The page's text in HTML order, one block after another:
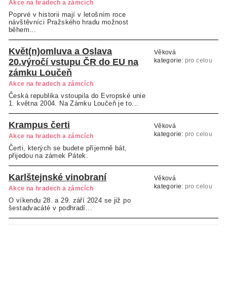
Akce na hradech a zámcích
Poprvé v historii mají v letošním roce
návštěvníci Pražského hradu možnost
během...
Květ(n)omluva a Oslava
20.výročí vstupu ČR do EU na
zámku Loučeň
Akce na hradech a zámcích
Česká republika vstoupila do Evropské unie
1. května 2004. Na Zámku Loučeň je to...
Věková
kategorie: pro celou
Krampus čerti
Akce na hradech a zámcích
Čerti, kterých se budete příjemně bát,
přijedou na zámek Pátek.
Věková
kategorie: pro celou
Karlštejnské vinobraní
Akce na hradech a zámcích
O víkendu 28. a 29. září 2024 se již po
šestadvacáté v podhradí...
Věková
kategorie: pro celou